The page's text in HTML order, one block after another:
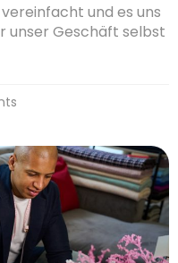
und es uns
unser Geschäft selbst